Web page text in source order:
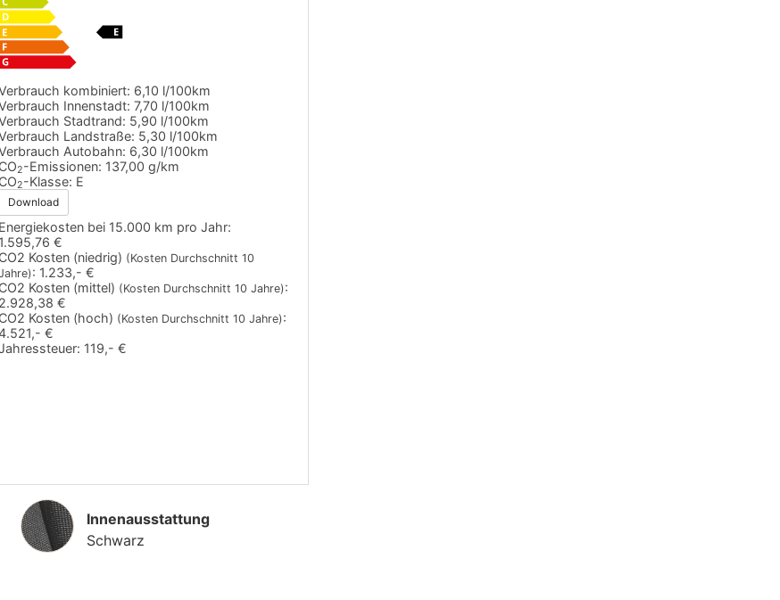
kombiniert: 6,10 l/100km
Innenstadt: 7,70 l/100km
Stadtrand: 5,90 l/100km
Landstraße: 5,30 l/100km
Autobahn: 6,30 l/100km
CO2-Emissionen: 137,00 g/km
CO2-Klasse: E
Download
Energiekosten bei 15.000 km pro Jahr:
1.595,76 €
CO2 Kosten (niedrig) (Kosten Durchschnitt 10
: 1.233,- €
CO2 Kosten (mittel) (Kosten Durchschnitt 10 Jahre):
2.928,38 €
CO2 Kosten (hoch) (Kosten Durchschnitt 10 Jahre):
€
119,- €
InnenausstattungInnenausstattung
Schwarz